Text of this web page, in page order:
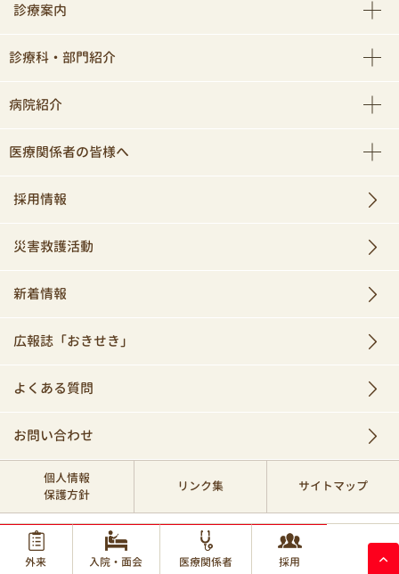
診療案内
診療科・部門紹介
病院紹介
医療関係者の皆様へ
採用情報
災害救護活動
新着情報
広報誌「おきせき」
よくある質問
お問い合わせ
個人情報
保護方針
リンク集 サイトマップ
© 2017 Okinawa Red Cross Hospital.
外来
入院・面会 医療関係者 採用